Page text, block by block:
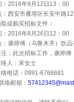
2016年9 月 12 日 13 ： 00
：西安市雁塔区长安中路
或购买招标文件：
2016年8 月 26 日 12 ： 00
：康师傅（乌鲁木齐）饮
注：此次招标工作，康师
络人：宋女士
电话： 0991-6768681
络邮箱：